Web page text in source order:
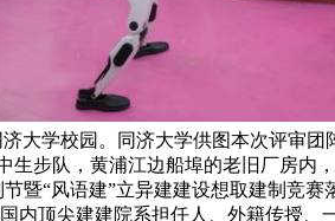
大学校园。同济大学供图本次评审
步队，黄浦江边船埠的老旧厂房
暨“风语建”立异建建设想取建制
内顶尖建建院系担任人、外籍传授、